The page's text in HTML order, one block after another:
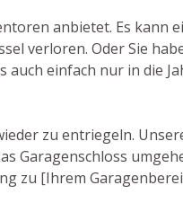
anbietet. Es kann
verloren. Oder Sie
einfach nur in die
zu entriegeln.
Garagenschloss
zu [Ihrem